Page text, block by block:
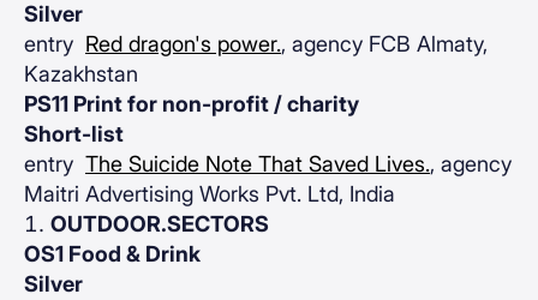
Silver
entry Red dragon's power., agency FCB Almaty,
Kazakhstan
PS11 Print for non-profit / charity
Short-list
entry The Suicide Note That Saved Lives., agency
Maitri Advertising Works Pvt. Ltd, India
OUTDOOR.SECTORS
OS1 Food & Drink
Silver